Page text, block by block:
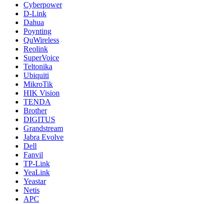
Cyberpower
D-Link
Dahua
Poynting
QuWireless
Reolink
SuperVoice
Teltonika
Ubiquiti
MikroTik
HIK Vision
TENDA
Brother
DIGITUS
Grandstream
Jabra Evolve
Dell
Fanvil
TP-Link
YeaLink
Yeastar
Netis
APC